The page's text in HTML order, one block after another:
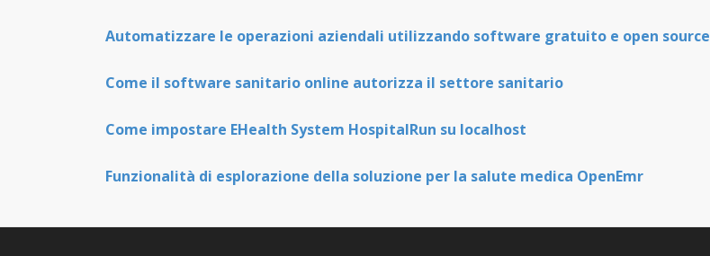
Automatizzare le operazioni aziendali utilizzando software gratuito e open source
Come il software sanitario online autorizza il settore sanitario
Come impostare EHealth System HospitalRun su localhost
Funzionalità di esplorazione della soluzione per la salute medica OpenEmr